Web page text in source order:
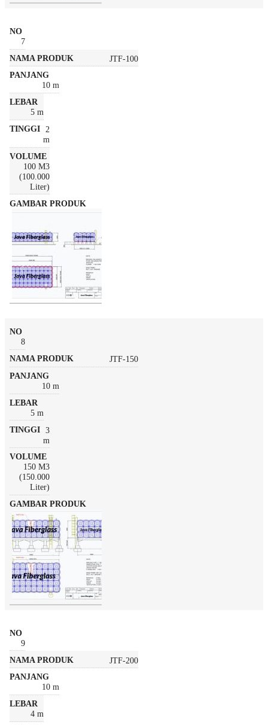
7
JTF-100
10 m
5 m
2
m
100 M3
(100.000
Liter)
8
JTF-150
10 m
5 m
3
m
150 M3
(150.000
Liter)
9
JTF-200
10 m
4 m